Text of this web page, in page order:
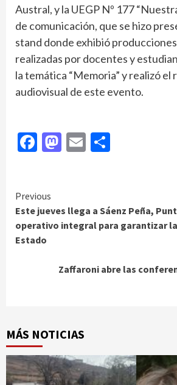
Austral, y la UEGP Nº 177
de comunicación, que se hizo
stand donde exhibió
realizadas por docentes y
la temática “Memoria” y realizó el
audiovisual de este evento.
Facebook
Mastodon
Email
Continue
Reading
Previous
Este jueves llega a Sáenz Peña,
operativo integral para garantizar
Estado
Zaffaroni abre las
MÁS NOTICIAS